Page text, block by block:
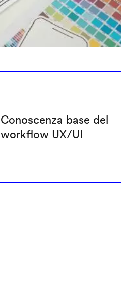
Conoscenza base del
workflow UX/UI